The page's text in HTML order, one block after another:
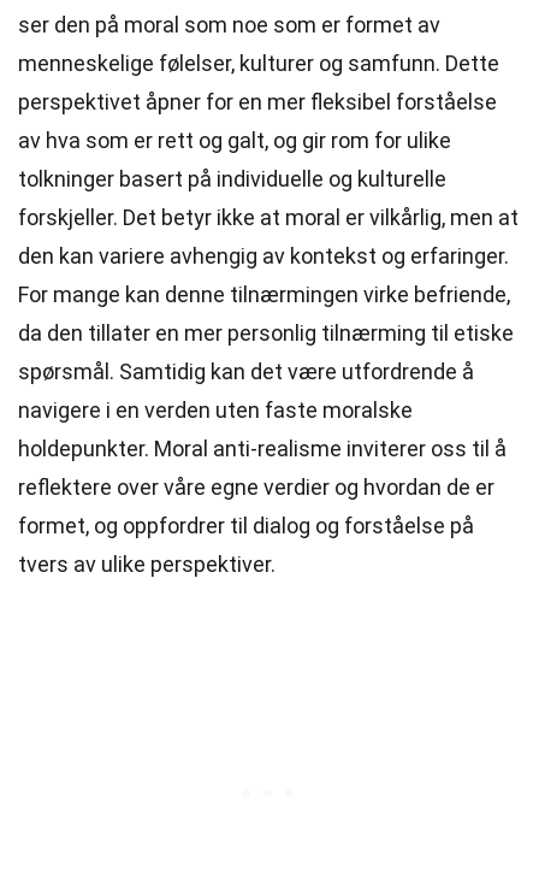
ser den på moral som noe som er formet av
menneskelige følelser, kulturer og samfunn. Dette
perspektivet åpner for en mer fleksibel forståelse
av hva som er rett og galt, og gir rom for ulike
tolkninger basert på individuelle og kulturelle
forskjeller. Det betyr ikke at moral er vilkårlig, men at
den kan variere avhengig av kontekst og erfaringer.
For mange kan denne tilnærmingen virke befriende,
da den tillater en mer personlig tilnærming til etiske
spørsmål. Samtidig kan det være utfordrende å
navigere i en verden uten faste moralske
holdepunkter. Moral anti-realisme inviterer oss til å
reflektere over våre egne verdier og hvordan de er
formet, og oppfordrer til dialog og forståelse på
tvers av ulike perspektiver.